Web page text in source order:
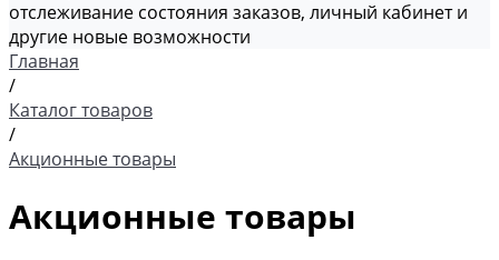
отслеживание состояния заказов, личный кабинет и
другие новые возможности
Главная
/
Каталог товаров
/
Акционные товары
Акционные товары